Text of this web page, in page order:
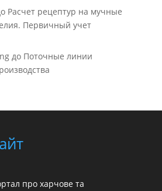
Расчет рецептур на мучные
Первичный учет
до Поточные линии
про харчове та